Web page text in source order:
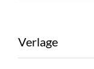
Verlage